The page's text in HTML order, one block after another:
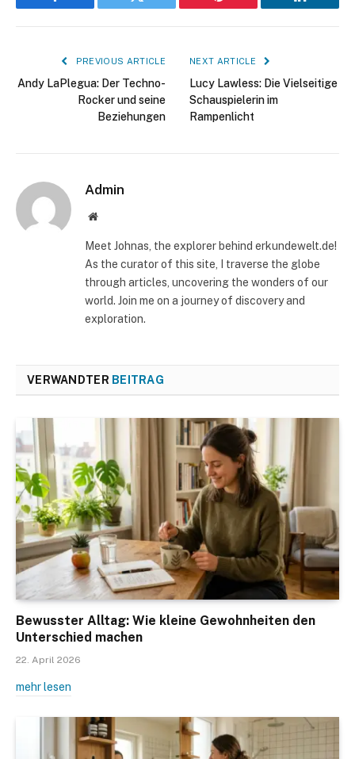
Facebook Twitter Pinterest LinkedIn
PREVIOUS ARTICLE
Andy LaPlegua: Der Techno-
Rocker und seine
Beziehungen
NEXT ARTICLE
Lucy Lawless: Die Vielseitige
Schauspielerin im
Rampenlicht
Admin
Website
Meet Johnas, the explorer behind erkundewelt.de!
As the curator of this site, I traverse the globe
through articles, uncovering the wonders of our
world. Join me on a journey of discovery and
exploration.
VERWANDTER BEITRAG
Bewusster Alltag: Wie kleine Gewohnheiten den
Unterschied machen
22. April 2026
mehr lesen